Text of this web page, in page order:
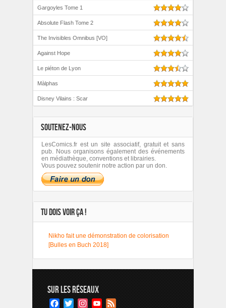
Gargoyles Tome 1
Absolute Flash Tome 2
The Invisibles Omnibus [VO]
Against Hope
Le piéton de Lyon
Màlphas
Disney Vilains : Scar
SOUTENEZ-NOUS
LesComics.fr est un site associatif, gratuit et sans
pub. Nous organisons également des événements
en médiathèque, conventions et librairies.
Vous pouvez soutenir notre action par un don.
TU DOIS VOIR ÇA !
Nikho fait une démonstration de colorisation
[Bulles en Buch 2018]
SUR LES RÉSEAUX
Facebook
TwitterInstagramYouTube